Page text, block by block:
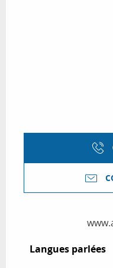
Langues parlées
Langues parlées